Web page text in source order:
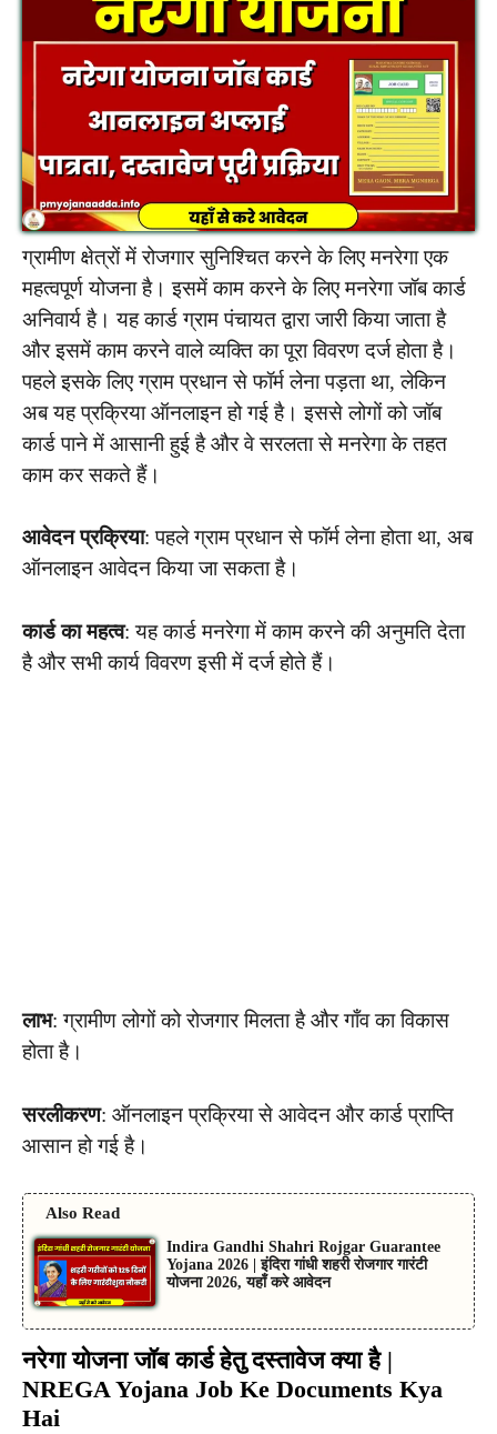
ग्रामीण क्षेत्रों में रोजगार सुनिश्चित करने के लिए मनरेगा एक
महत्वपूर्ण योजना है। इसमें काम करने के लिए मनरेगा जॉब कार्ड
अनिवार्य है। यह कार्ड ग्राम पंचायत द्वारा जारी किया जाता है
और इसमें काम करने वाले व्यक्ति का पूरा विवरण दर्ज होता है।
पहले इसके लिए ग्राम प्रधान से फॉर्म लेना पड़ता था, लेकिन
अब यह प्रक्रिया ऑनलाइन हो गई है। इससे लोगों को जॉब
कार्ड पाने में आसानी हुई है और वे सरलता से मनरेगा के तहत
काम कर सकते हैं।
आवेदन प्रक्रिया: पहले ग्राम प्रधान से फॉर्म लेना होता था, अब
ऑनलाइन आवेदन किया जा सकता है।
कार्ड का महत्व: यह कार्ड मनरेगा में काम करने की अनुमति देता
है और सभी कार्य विवरण इसी में दर्ज होते हैं।
लाभ: ग्रामीण लोगों को रोजगार मिलता है और गाँव का विकास
होता है।
सरलीकरण: ऑनलाइन प्रक्रिया से आवेदन और कार्ड प्राप्ति
आसान हो गई है।
Also Read
Indira Gandhi Shahri Rojgar Guarantee
Yojana 2026 | इंदिरा गांधी शहरी रोजगार गारंटी
योजना 2026, यहाँ करे आवेदन
नरेगा योजना जॉब कार्ड हेतु दस्तावेज क्या है |
NREGA Yojana Job Ke Documents Kya
Hai